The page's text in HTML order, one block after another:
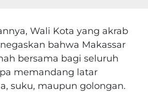
Wali Kota yang akrab
bahwa Makassar
bersama bagi seluruh
memandang latar
suku, maupun golongan.